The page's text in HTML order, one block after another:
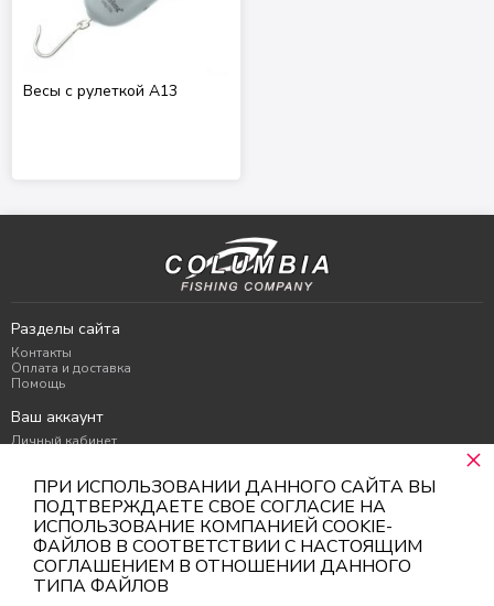
Весы с рулеткой А13
Разделы сайта
Контакты
Оплата и доставка
Помощь
Ваш аккаунт
Личный кабинет
Контакты
г. Москва
info@columbiacompany.ru
+7 936-277-99-99
ПРИ ИСПОЛЬЗОВАНИИ ДАННОГО САЙТА ВЫ
ПОДТВЕРЖДАЕТЕ СВОЕ СОГЛАСИЕ НА
ИСПОЛЬЗОВАНИЕ КОМПАНИЕЙ COOKIE-
ФАЙЛОВ В СООТВЕТСТВИИ С НАСТОЯЩИМ
СОГЛАШЕНИЕМ В ОТНОШЕНИИ ДАННОГО
ТИПА ФАЙЛОВ
×